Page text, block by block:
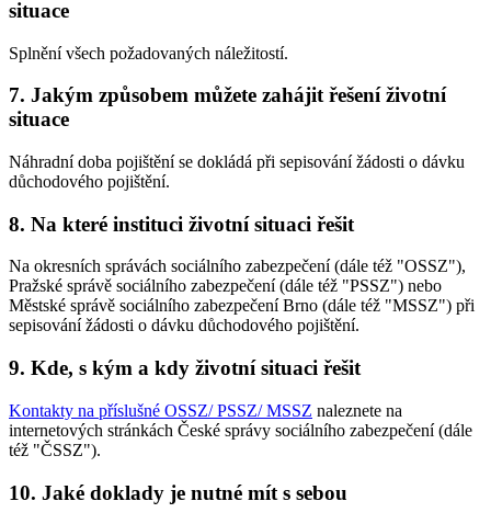
situace
Splnění všech požadovaných náležitostí.
7. Jakým způsobem můžete zahájit řešení životní
situace
Náhradní doba pojištění se dokládá při sepisování žádosti o dávku
důchodového pojištění.
8. Na které instituci životní situaci řešit
Na okresních správách sociálního zabezpečení (dále též "OSSZ"),
Pražské správě sociálního zabezpečení (dále též "PSSZ") nebo
Městské správě sociálního zabezpečení Brno (dále též "MSSZ") při
sepisování žádosti o dávku důchodového pojištění.
9. Kde, s kým a kdy životní situaci řešit
Kontakty na příslušné OSSZ/ PSSZ/ MSSZ naleznete na
internetových stránkách České správy sociálního zabezpečení (dále
též "ČSSZ").
10. Jaké doklady je nutné mít s sebou